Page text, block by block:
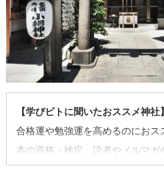
【学びビトに聞いたおススメ神社】
合格運や勉強運を高めるのにおス
本の資格・検定」読者やメルマガ